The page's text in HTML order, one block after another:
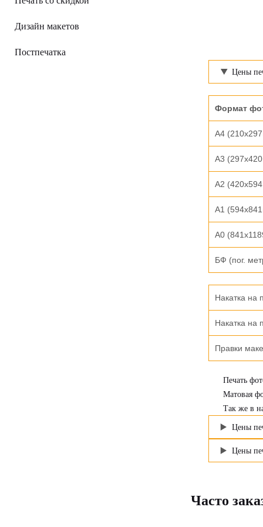
Дизайн макетов
Постпечатка
Цены
Формат
А4
А3
А2
А1
А0
БФ (пог.
Накатка на
Накатка на
Правки
Печать
Матовая
Так же в
Цены
Цены
Часто